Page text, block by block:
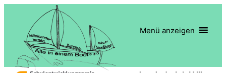
springen
Menü anzeigen